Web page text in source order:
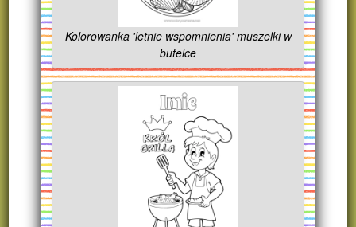
Kolorowanka 'letnie wspomnienia' muszelki w
butelce